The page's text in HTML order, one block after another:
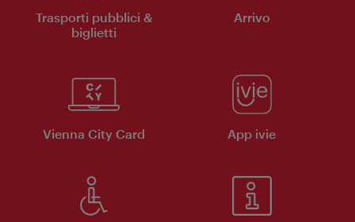
Trasporti pubblici &
biglietti
Arrivo
Vienna City Card App ivie